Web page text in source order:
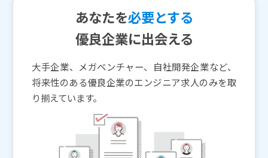
あなたを必要とする
優良企業に出会える
大手企業、メガベンチャー、自社開発企業など、
将来性のある優良企業のエンジニア求人のみを取
り揃えています。